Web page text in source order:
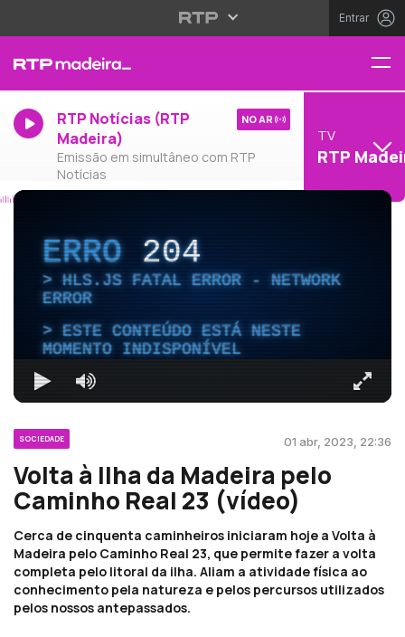
Entrar
RTP Notícias (RTP
Madeira)
Emissão em simultâneo com RTP
Notícias
NO AR
TV
RTP
ERRO204
HLS.JS FATAL ERROR - NETWORK
ERROR
ESTE CONTEÚDO ESTÁ NESTE
MOMENTO INDISPONÍVEL
SOCIEDADE 01 abr, 2023, 22:36
Volta à Ilha da Madeira pelo
Caminho Real 23 (vídeo)
Cerca de cinquenta caminheiros iniciaram hoje a Volta à
Madeira pelo Caminho Real 23, que permite fazer a volta
completa pelo litoral da ilha. Aliam a atividade física ao
conhecimento pela natureza e pelos percursos utilizados
pelos nossos antepassados.